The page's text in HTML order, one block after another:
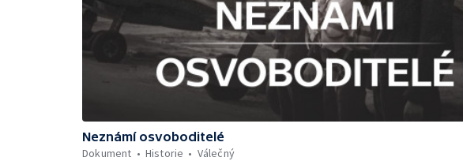
Neznámí osvoboditelé
Dokument
Historie Válečný